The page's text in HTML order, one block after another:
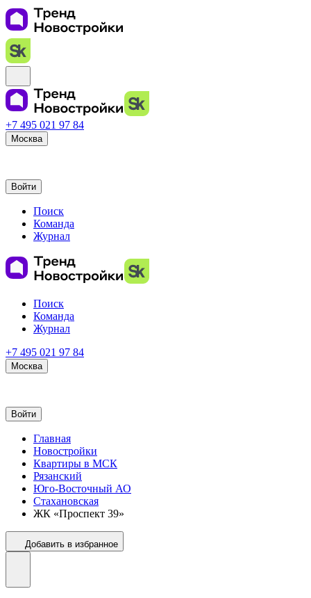
+7 495 021 97 84
Москва
Войти
Поиск
Команда
Журнал
Поиск
Команда
Журнал
+7 495 021 97 84
Москва
Войти
Главная
Новостройки
Квартиры в МСК
Рязанский
Юго-Восточный АО
Стахановская
ЖК «Проспект 39»
Добавить в избранное